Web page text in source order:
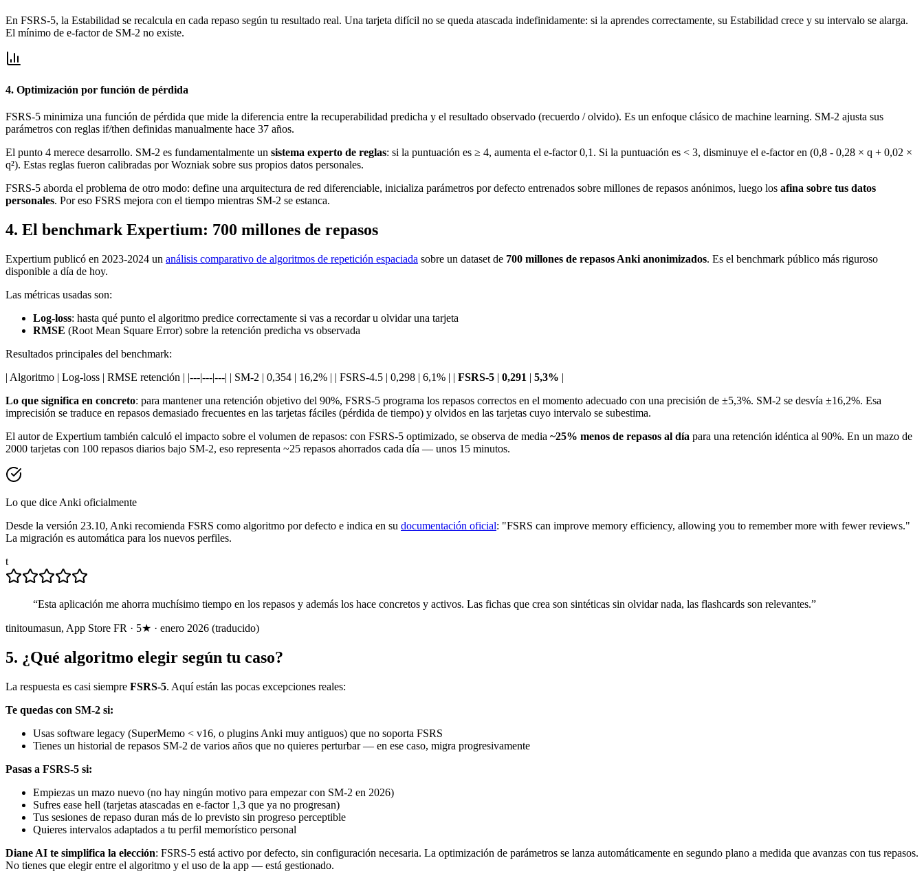
En FSRS-5, la Estabilidad se recalcula en cada repaso según tu resultado real. Una tarjeta difícil no se queda atascada indefinidamente: si la aprendes correctamente, su Estabilidad crece y su intervalo se alarga.
El mínimo de e-factor de SM-2 no existe.
4. Optimización por función de pérdida
FSRS-5 minimiza una función de pérdida que mide la diferencia entre la recuperabilidad predicha y el resultado observado (recuerdo / olvido). Es un enfoque clásico de machine learning. SM-2 ajusta sus
parámetros con reglas if/then definidas manualmente hace 37 años.
El punto 4 merece desarrollo. SM-2 es fundamentalmente un sistema experto de reglas: si la puntuación es ≥ 4, aumenta el e-factor 0,1. Si la puntuación es < 3, disminuye el e-factor en (0,8 - 0,28 × q + 0,02 ×
q²). Estas reglas fueron calibradas por Wozniak sobre sus propios datos personales.
FSRS-5 aborda el problema de otro modo: define una arquitectura de red diferenciable, inicializa parámetros por defecto entrenados sobre millones de repasos anónimos, luego los afina sobre tus datos
personales. Por eso FSRS mejora con el tiempo mientras SM-2 se estanca.
4. El benchmark Expertium: 700 millones de repasos
Expertium publicó en 2023-2024 un análisis comparativo de algoritmos de repetición espaciada sobre un dataset de 700 millones de repasos Anki anonimizados. Es el benchmark público más riguroso
disponible a día de hoy.
Las métricas usadas son:
Log-loss: hasta qué punto el algoritmo predice correctamente si vas a recordar u olvidar una tarjeta
RMSE (Root Mean Square Error) sobre la retención predicha vs observada
Resultados principales del benchmark:
| Algoritmo | Log-loss | RMSE retención | |---|---|---| | SM-2 | 0,354 | 16,2% | | FSRS-4.5 | 0,298 | 6,1% | | FSRS-5 | 0,291 | 5,3% |
Lo que significa en concreto: para mantener una retención objetivo del 90%, FSRS-5 programa los repasos correctos en el momento adecuado con una precisión de ±5,3%. SM-2 se desvía ±16,2%. Esa
imprecisión se traduce en repasos demasiado frecuentes en las tarjetas fáciles (pérdida de tiempo) y olvidos en las tarjetas cuyo intervalo se subestima.
El autor de Expertium también calculó el impacto sobre el volumen de repasos: con FSRS-5 optimizado, se observa de media ~25% menos de repasos al día para una retención idéntica al 90%. En un mazo de
2000 tarjetas con 100 repasos diarios bajo SM-2, eso representa ~25 repasos ahorrados cada día — unos 15 minutos.
Lo que dice Anki oficialmente
Desde la versión 23.10, Anki recomienda FSRS como algoritmo por defecto e indica en su documentación oficial: "FSRS can improve memory efficiency, allowing you to remember more with fewer reviews."
La migración es automática para los nuevos perfiles.
t
“Esta aplicación me ahorra muchísimo tiempo en los repasos y además los hace concretos y activos. Las fichas que crea son sintéticas sin olvidar nada, las flashcards son relevantes.”
tinitoumasun, App Store FR · 5★ · enero 2026 (traducido)
5. ¿Qué algoritmo elegir según tu caso?
La respuesta es casi siempre FSRS-5. Aquí están las pocas excepciones reales:
Te quedas con SM-2 si:
Usas software legacy (SuperMemo < v16, o plugins Anki muy antiguos) que no soporta FSRS
Tienes un historial de repasos SM-2 de varios años que no quieres perturbar — en ese caso, migra progresivamente
Pasas a FSRS-5 si:
Empiezas un mazo nuevo (no hay ningún motivo para empezar con SM-2 en 2026)
Sufres ease hell (tarjetas atascadas en e-factor 1,3 que ya no progresan)
Tus sesiones de repaso duran más de lo previsto sin progreso perceptible
Quieres intervalos adaptados a tu perfil memorístico personal
Diane AI te simplifica la elección: FSRS-5 está activo por defecto, sin configuración necesaria. La optimización de parámetros se lanza automáticamente en segundo plano a medida que avanzas con tus repasos.
No tienes que elegir entre el algoritmo y el uso de la app — está gestionado.